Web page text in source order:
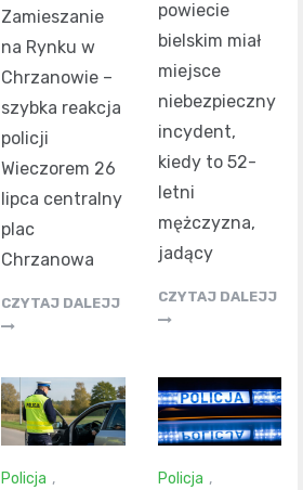
Zamieszanie
na Rynku w
Chrzanowie –
szybka reakcja
policji
Wieczorem 26
lipca centralny
plac
Chrzanowa
CZYTAJ DALEJJ
powiecie
bielskim miał
miejsce
niebezpieczny
incydent,
kiedy to 52-
letni
mężczyzna,
jadący
CZYTAJ DALEJJ
Policja ,
Policja ,